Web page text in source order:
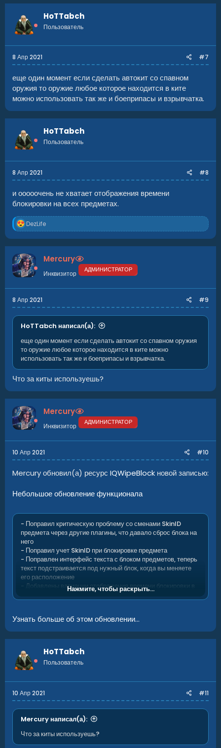
HoTTabch
Пользователь
8 Апр 2021 #7
еще один момент если сделать автокит со спавном
оружия то оружие любое которое находится в ките
можно использовать так же и боеприпасы и взрывчатка.
HoTTabch
Пользователь
8 Апр 2021 #8
и ооооочень не хватает отображения времени
блокировки на всех предметах.
Р
е
а
к
ц
и
и
:
DezLife
Mercury
Инквизитор АДМИНИСТРАТОР
8 Апр 2021 #9
HoTTabch написал(а):
еще один момент если сделать автокит со спавном оружия
то оружие любое которое находится в ките можно
использовать так же и боеприпасы и взрывчатка.
Что за киты используешь?
Mercury
Инквизитор АДМИНИСТРАТОР
10 Апр 2021 #10
Mercury обновил(а) ресурс IQWipeBlock новой записью:
Небольшое обновление функционала
- Поправил критическую проблему со сменами SkinID
предмета через другие плагины, что давало сброс блока на
него
- Поправил учет SkinID при блокировке предмета
- Поправлен интерфейс текста с блоком предметов, теперь
текст подстраивается под нужный блок, когда вы меняете
его расположение
- Добавлены вариации отображения времени блокировки в
UI (В течении прогресса или отображать все сразу
Нажмите, чтобы раскрыть...
Узнать больше об этом обновлении...
HoTTabch
Пользователь
10 Апр 2021 #11
Mercury написал(а):
Что за киты используешь?